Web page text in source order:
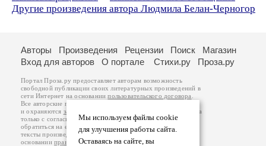
Другие произведения автора Людмила Белан-Черногор
Мы используем файлы cookie
для улучшения работы сайта.
Оставаясь на сайте, вы
Авторы Произведения Рецензии Поиск
Магазин
Вход для авторов
О портале Стихи.ру Проза.ру
Портал Проза.ру предоставляет авторам возможность
свободной публикации своих литературных произведений в
сети Интернет на основаниипользовательского договора
Все авторские права на произведения принадлежат авторам
и охраняются законом
. Перепечатка произведений возможна
только с согласия его автора, к которому вы можете
обратиться на его авторской странице. Ответственность за
тексты произведений авторы несут самостоятельно на
основанииправил публикацииизаконодательства